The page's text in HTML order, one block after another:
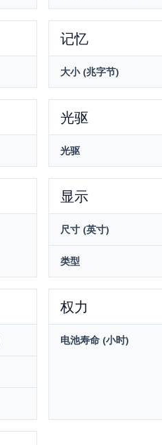
记忆
大小 (兆字节)
光驱
光驱
显示
尺寸 (英寸)
类型
权力
电池寿命 (小时)